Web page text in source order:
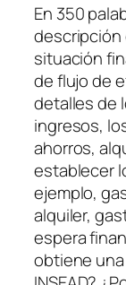
En 350
descripción
situación
de flujo de
detalles de
ingresos,
ahorros,
establecer
ejemplo,
alquiler,
espera
obtiene